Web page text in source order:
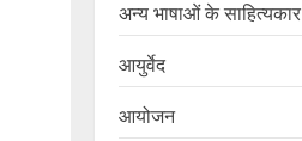
अन्य भाषाओं के साहित्यकार
आयुर्वेद
आयोजन